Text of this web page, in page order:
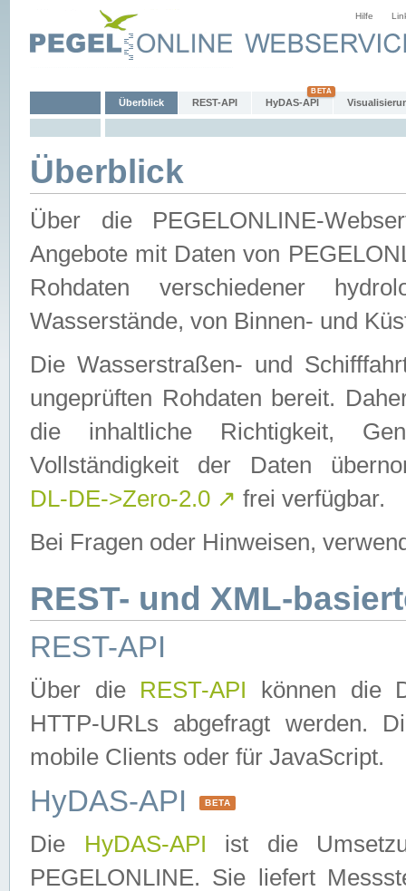
Hilfe
Überblick REST-API HyDAS-API
Überblick
Über die PEGELONLINE-
Angebote mit Daten von
Rohdaten verschiedener
Wasserstände, von Binnen- und
Die Wasserstraßen- und
ungeprüften Rohdaten bereit.
die inhaltliche Richtigkeit,
Vollständigkeit der Daten
DL-DE->Zero-2.0 ↗ frei verfügbar.
Bei Fragen oder Hinweisen,
REST- und XML-
REST-API
Über die REST-API können die
HTTP-URLs abgefragt werden.
mobile Clients oder für JavaScript.
HyDAS-API BETA
Die HyDAS-API ist die
PEGELONLINE. Sie liefert